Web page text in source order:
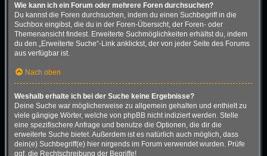
Wie kann ich ein Forum oder mehrere Foren durchsuchen?
Du kannst die Foren durchsuchen, indem du einen Suchbegriff in die
Suchbox eingibst, die du in der Foren-Übersicht, der Foren- oder
Themenansicht findest. Erweiterte Suchmöglichkeiten erhältst du, indem
du den „Erweiterte Suche“-Link anklickst, der von jeder Seite des Forums
aus verfügbar ist.
Nach oben
Weshalb erhalte ich bei der Suche keine Ergebnisse?
Deine Suche war möglicherweise zu allgemein gehalten und enthielt zu
viele gängige Wörter, welche von phpBB nicht indiziert werden. Stelle
eine spezifischere Anfrage und benutze die Optionen, die dir die
erweiterte Suche bietet. Außerdem ist es natürlich auch möglich, dass
dein(e) Suchbegriff(e) hier nirgends im Forum verwendet wurden. Prüfe
ggf. die Rechtschreibung der Begriffe!